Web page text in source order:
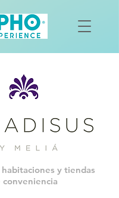
y tiendas
conveniencia